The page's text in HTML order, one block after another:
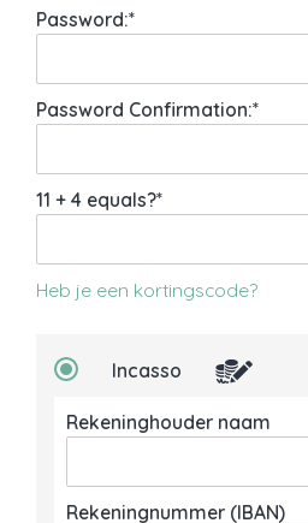
Password:*
Password Confirmation:*
11 + 4 equals?*
Heb je een kortingscode?
Incasso
Rekeninghouder naam
Rekeningnummer (IBAN)